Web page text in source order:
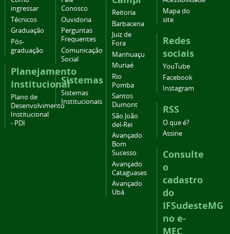
ingressar
Técnicos
Graduação
Pós-
graduação
Planejamento
Institucional
Plano de
Desenvolvimento
Institucional
- PDI
Conosco
Ouvidoria
Perguntas
Frequentes
Comunicação
Social
Sistemas
Sistemas
Institucionais
Reitoria
Barbacena
Juiz de
Fora
Manhuaçu
Muriaé
Rio
Pomba
Santos
Dumont
São João
del-Rei
Avançado
Bom
Sucesso
Avançado
Cataguases
Avançado
Ubá
Mapa do
site
Redes
sociais
YouTube
Facebook
Instagram
RSS
O que é?
Assine
Consulte
o
cadastro
do
IFSudesteMG
no e-
MEC